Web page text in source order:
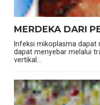
MERDEKA DARI
Infeksi mikoplasma dapat
dapat menyebar melalui
vertikal...